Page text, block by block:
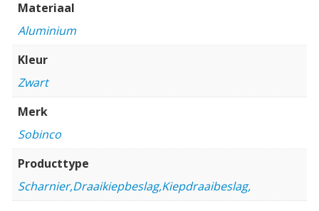
Materiaal
Aluminium
Kleur
Zwart
Merk
Sobinco
Producttype
Scharnier,Draaikiepbeslag,Kiepdraaibeslag,